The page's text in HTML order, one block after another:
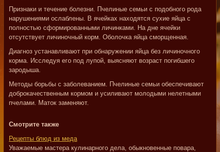
Признаки и течение болезни. Пчелиные семьи с подобного рода
нарушениями ослаблены. В ячейках находятся сухие яйца с
полностью сформированными личинками. На дне ячейки
отсутствует личиночный корм. Оболочка яйца сморщенная.
Диагноз устанавливают при обнаружении яйца без личиночного
корма. Исследуя его под лупой, выясняют возраст погибшего
зародыша.
Методы борьбы с заболеванием. Пчелиные семьи обеспечивают
доброкачественным кормом и усиливают молодыми нелетными
пчелами. Маток заменяют.
Смотрите также
Рецепты блюд из меда
Уважаемые мастера кулинарного дела, обыкновенные повара,